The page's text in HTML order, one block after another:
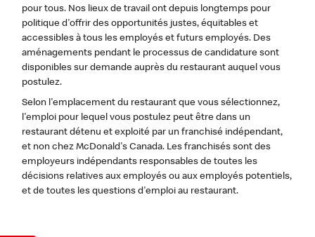
pour tous. Nos lieux de travail ont depuis longtemps pour
politique d'offrir des opportunités justes, équitables et
accessibles à tous les employés et futurs employés. Des
aménagements pendant le processus de candidature sont
disponibles sur demande auprès du restaurant auquel vous
postulez.
Selon l'emplacement du restaurant que vous sélectionnez,
l'emploi pour lequel vous postulez peut être dans un
restaurant détenu et exploité par un franchisé indépendant,
et non chez McDonald's Canada. Les franchisés sont des
employeurs indépendants responsables de toutes les
décisions relatives aux employés ou aux employés potentiels,
et de toutes les questions d'emploi au restaurant.